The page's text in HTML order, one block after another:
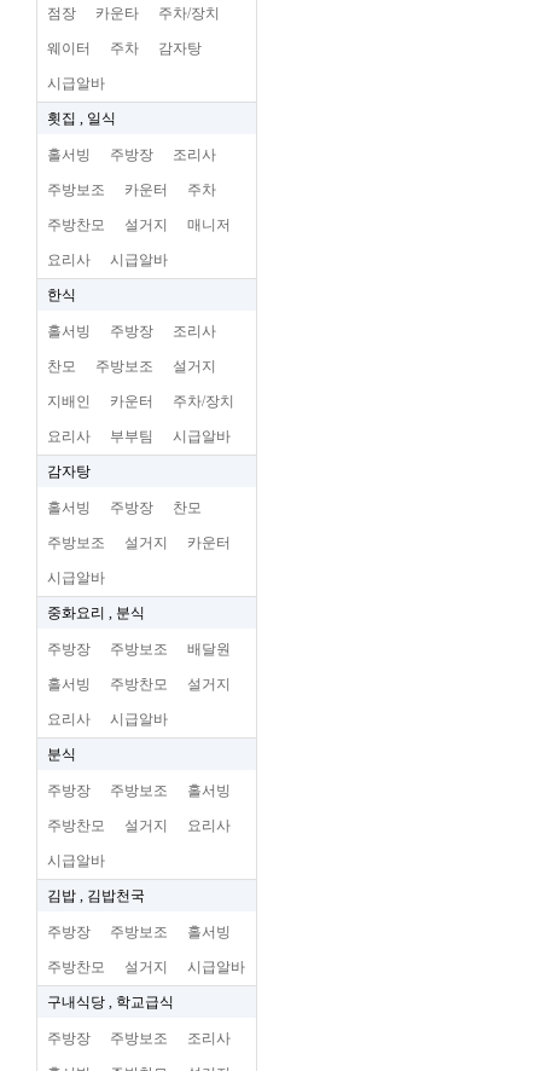
점장 카운타 주차/장치
웨이터 주차 감자탕
시급알바
횟집 , 일식
홀서빙 주방장 조리사
주방보조 카운터 주차
주방찬모 설거지 매니저
요리사 시급알바
한식
홀서빙 주방장 조리사
찬모 주방보조 설거지
지배인 카운터 주차/장치
요리사 부부팀 시급알바
감자탕
홀서빙 주방장 찬모
주방보조 설거지 카운터
시급알바
중화요리 , 분식
주방장 주방보조 배달원
홀서빙 주방찬모 설거지
요리사 시급알바
분식
주방장 주방보조 홀서빙
주방찬모 설거지 요리사
시급알바
김밥 , 김밥천국
주방장 주방보조 홀서빙
주방찬모 설거지 시급알바
구내식당 , 학교급식
주방장 주방보조 조리사